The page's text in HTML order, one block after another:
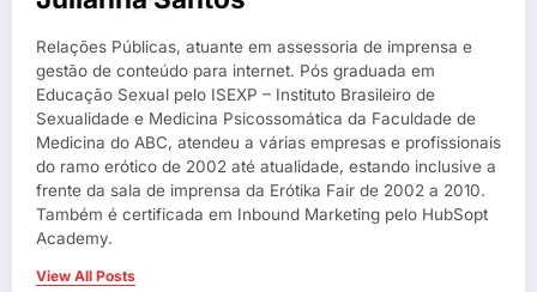
Relações Públicas, atuante em assessoria de imprensa e
gestão de conteúdo para internet. Pós graduada em
Educação Sexual pelo ISEXP – Instituto Brasileiro de
Sexualidade e Medicina Psicossomática da Faculdade de
Medicina do ABC, atendeu a várias empresas e profissionais
do ramo erótico de 2002 até atualidade, estando inclusive a
frente da sala de imprensa da Erótika Fair de 2002 a 2010.
Também é certificada em Inbound Marketing pelo HubSopt
Academy.
View All Posts